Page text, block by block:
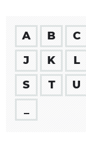
A B C
J
K L
S
T U